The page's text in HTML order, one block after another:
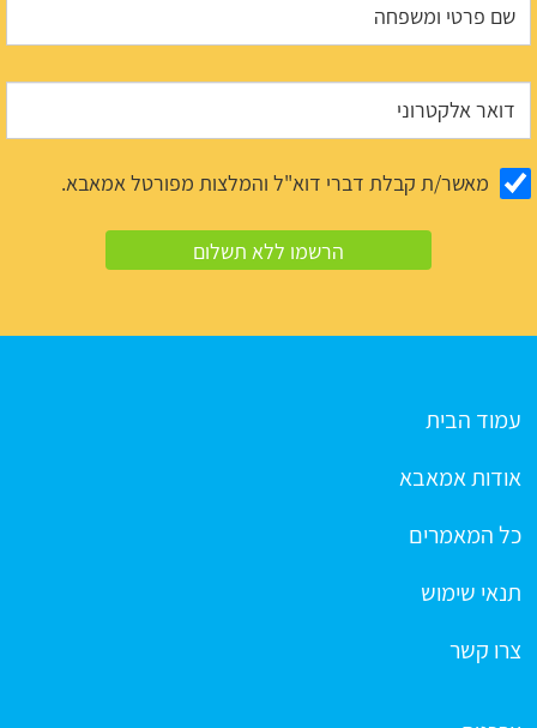
מאשר/ת קבלת דברי דוא"ל והמלצות מפורטל אמאבא.
עמוד הבית
אודות אמאבא
כל המאמרים
תנאי שימוש
צרו קשר